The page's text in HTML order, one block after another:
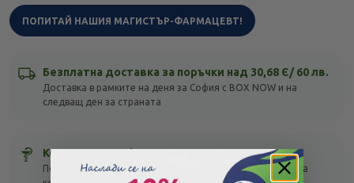
ПОПИТАЙ НАШИЯ МАГИСТЪР-ФАРМАЦЕВТ!
Безплатна доставка за поръчки над 30,68 Є/ 60 лв.
Доставка в рамките на деня за София с BOX NOW и на
следващ ден за страната
Консултация с фармацевт
Посъветвай се с магистър-фармацевт онлайн! Безплатна